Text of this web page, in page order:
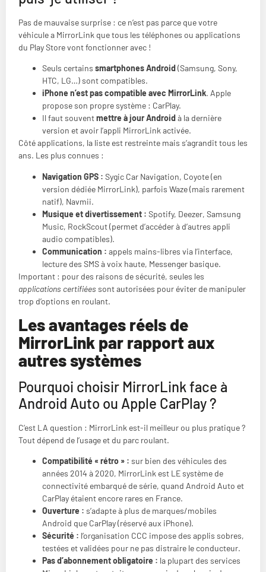
Pas de mauvaise surprise : ce n’est pas parce que votre
véhicule a MirrorLink que tous les téléphones ou applications
du Play Store vont fonctionner avec !
Seuls certains smartphones Android(Samsung, Sony,
HTC, LG…) sont compatibles.
iPhone n’est pas compatible avec MirrorLink. Apple
propose son propre système : CarPlay.
Il faut souventmettre à jour Androidà la dernière
version et avoir l’appli MirrorLink activée.
Côté applications, la liste est restreinte mais s’agrandit tous les
ans. Les plus connues :
Navigation GPS : Sygic Car Navigation, Coyote (en
version dédiée MirrorLink), parfois Waze (mais rarement
natif), Navmii.
Musique et divertissement : Spotify, Deezer, Samsung
Music, RockScout (permet d’accéder à d’autres appli
audio compatibles).
Communication : appels mains-libres via l’interface,
lecture des SMS à voix haute, Messenger basique.
Important : pour des raisons de sécurité, seules les
applications certifiéessont autorisées pour éviter de manipuler
trop d’options en roulant.
Les avantages réels de
MirrorLink par rapport aux
autres systèmes
Pourquoi choisir MirrorLink face à
Android Auto ou Apple CarPlay ?
C’est LA question : MirrorLink est-il meilleur ou plus pratique ?
Tout dépend de l’usage et du parc roulant.
Compatibilité « rétro » : sur bien des véhicules des
années 2014 à 2020, MirrorLink est LE système de
connectivité embarqué de série, quand Android Auto et
CarPlay étaient encore rares en France.
Ouverture : s’adapte à plus de marques/mobiles
Android que CarPlay (réservé aux iPhone).
Sécurité : l’organisation CCC impose des applis sobres,
testées et validées pour ne pas distraire le conducteur.
Pas d’abonnement obligatoire : la plupart des services